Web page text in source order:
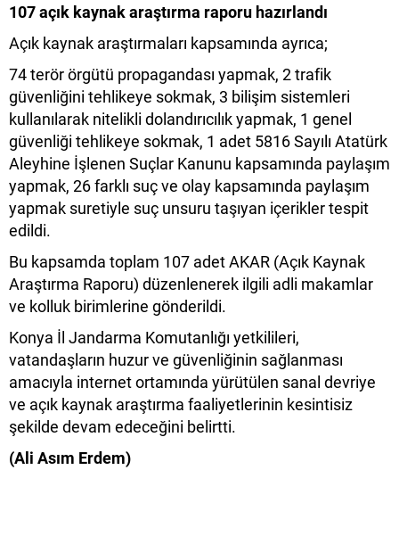
107 açık kaynak araştırma raporu hazırlandı
Açık kaynak araştırmaları kapsamında ayrıca;
74 terör örgütü propagandası yapmak, 2 trafik
güvenliğini tehlikeye sokmak, 3 bilişim sistemleri
kullanılarak nitelikli dolandırıcılık yapmak, 1 genel
güvenliği tehlikeye sokmak, 1 adet 5816 Sayılı Atatürk
Aleyhine İşlenen Suçlar Kanunu kapsamında paylaşım
yapmak, 26 farklı suç ve olay kapsamında paylaşım
yapmak suretiyle suç unsuru taşıyan içerikler tespit
edildi.
Bu kapsamda toplam 107 adet AKAR (Açık Kaynak
Araştırma Raporu) düzenlenerek ilgili adli makamlar
ve kolluk birimlerine gönderildi.
Konya İl Jandarma Komutanlığı yetkilileri,
vatandaşların huzur ve güvenliğinin sağlanması
amacıyla internet ortamında yürütülen sanal devriye
ve açık kaynak araştırma faaliyetlerinin kesintisiz
şekilde devam edeceğini belirtti.
(Ali Asım Erdem)